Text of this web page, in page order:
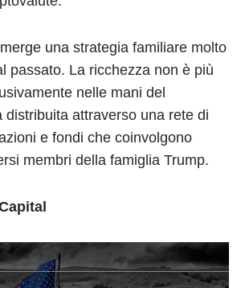
una strategia familiare molto
passato. La ricchezza non è più
nelle mani del
distribuita attraverso una rete di
e fondi che coinvolgono
membri della famiglia Trump.